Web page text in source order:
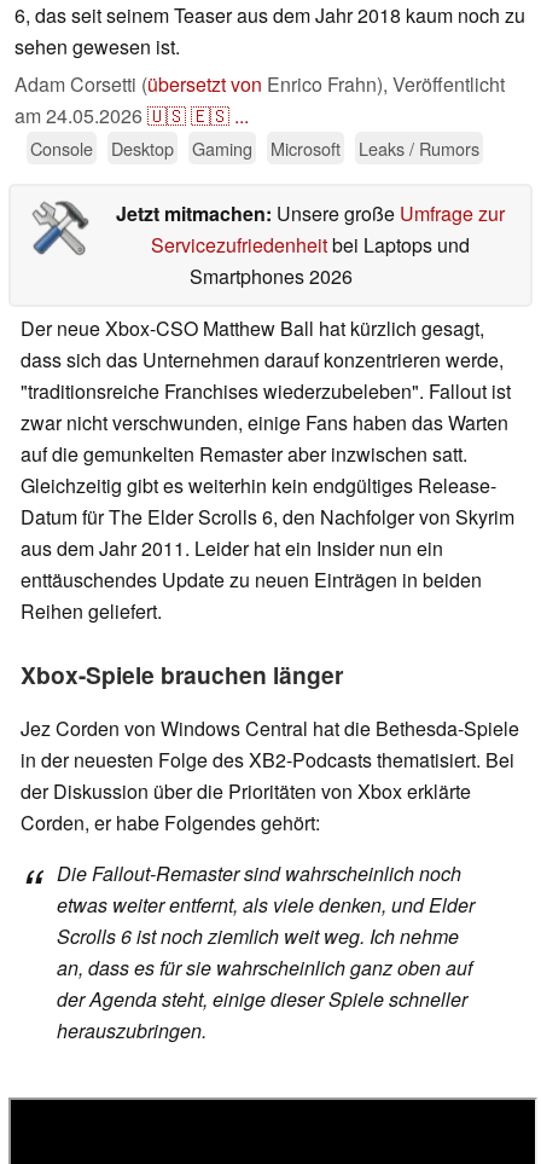
6, das seit seinem Teaser aus dem Jahr 2018 kaum noch zu
sehen gewesen ist.
Adam Corsetti (übersetzt von Enrico Frahn), Veröffentlicht
am24.05.2026🇺🇸🇪🇸 ...
Console Desktop Gaming Microsoft Leaks / Rumors
Jetzt mitmachen: Unsere große Umfrage zur
Servicezufriedenheitbei Laptops und
Smartphones 2026
Der neue Xbox-CSO Matthew Ball hat kürzlich gesagt,
dass sich das Unternehmen darauf konzentrieren werde,
"traditionsreiche Franchises wiederzubeleben". Fallout ist
zwar nicht verschwunden, einige Fans haben das Warten
auf die gemunkelten Remaster aber inzwischen satt.
Gleichzeitig gibt es weiterhin kein endgültiges Release-
Datum für The Elder Scrolls 6, den Nachfolger von Skyrim
aus dem Jahr 2011. Leider hat ein Insider nun ein
enttäuschendes Update zu neuen Einträgen in beiden
Reihen geliefert.
Xbox-Spiele brauchen länger
Jez Corden von Windows Central hat die Bethesda-Spiele
in der neuesten Folge des XB2-Podcasts thematisiert. Bei
der Diskussion über die Prioritäten von Xbox erklärte
Corden, er habe Folgendes gehört:
Die Fallout-Remaster sind wahrscheinlich noch
etwas weiter entfernt, als viele denken, und Elder
Scrolls 6 ist noch ziemlich weit weg. Ich nehme
an, dass es für sie wahrscheinlich ganz oben auf
der Agenda steht, einige dieser Spiele schneller
herauszubringen.